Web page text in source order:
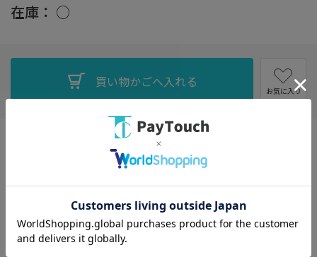
在庫： ○
お気に入り
シャンプー後や雨の日のペットの身体拭きに最適。​
吸水力バツグンで時間短縮！拭き始めの水滴取りに最適。
破れにくい三層構造です。
サイズ：（約）66×43cm
【10個セット】